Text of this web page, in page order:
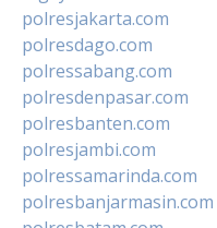
polresjakarta.com
polresdago.com
polressabang.com
polresdenpasar.com
polresbanten.com
polresjambi.com
polressamarinda.com
polresbanjarmasin.com